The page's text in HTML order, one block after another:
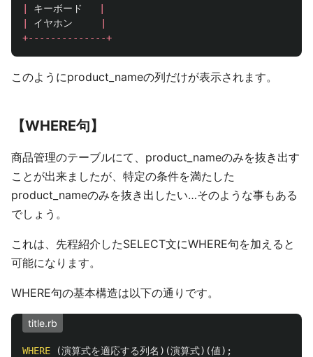
キーボード
イヤホン
+--------------+
このようにproduct_nameの列だけが表示されます。
【WHERE句】
商品管理のテーブルにて、product_nameのみを抜き出す
ことが出来ましたが、特定の条件を満たした
product_nameのみを抜き出したい…そのような事もある
でしょう。
これは、先程紹介したSELECT文にWHERE句を加えると
可能になります。
WHERE句の基本構造は以下の通りです。
title.rb
WHERE (演算式を適応する列名 )(演算式)(値);